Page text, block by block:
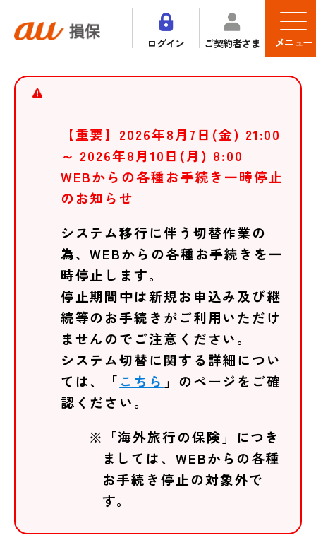
ログイン ご契約者さま メニュー
【重要】2026年8月7日(金) 21:00
～ 2026年8月10日(月) 8:00
WEBからの各種お手続き一時停止
のお知らせ
システム移行に伴う切替作業の
為、WEBからの各種お手続きを一
時停止します。
停止期間中は新規お申込み及び継
続等のお手続きがご利用いただけ
ませんのでご注意ください。
システム切替に関する詳細につい
ては、「 こちら 」のページをご確
認ください。
※「海外旅行の保険」につき
ましては、WEBからの各種
お手続き停止の対象外で
す。